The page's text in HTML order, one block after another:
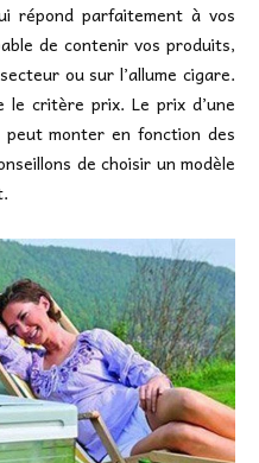
répond parfaitement à vos
de contenir vos produits,
ou sur l’allume cigare.
critère prix. Le prix d’une
monter en fonction des
de choisir un modèle